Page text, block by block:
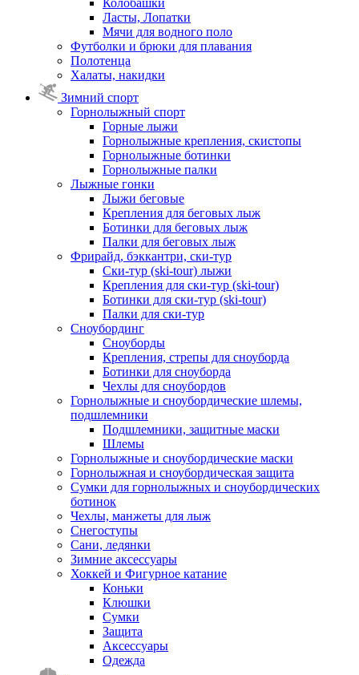
Колобашки
Ласты, Лопатки
Мячи для водного поло
Футболки и брюки для плавания
Полотенца
Халаты, накидки
Зимний спорт
Горнолыжный спорт
Горные лыжи
Горнолыжные крепления, скистопы
Горнолыжные ботинки
Горнолыжные палки
Лыжные гонки
Лыжи беговые
Крепления для беговых лыж
Ботинки для беговых лыж
Палки для беговых лыж
Фрирайд, бэккантри, ски-тур
Ски-тур (ski-tour) лыжи
Крепления для ски-тур (ski-tour)
Ботинки для ски-тур (ski-tour)
Палки для ски-тур
Сноубординг
Сноуборды
Крепления, стрепы для сноуборда
Ботинки для сноуборда
Чехлы для сноубордов
Горнолыжные и сноубордические шлемы,
подшлемники
Подшлемники, защитные маски
Шлемы
Горнолыжные и сноубордические маски
Горнолыжная и сноубордическая защита
Сумки для горнолыжных и сноубордических
ботинок
Чехлы, манжеты для лыж
Снегоступы
Сани, ледянки
Зимние аксессуары
Хоккей и Фигурное катание
Коньки
Клюшки
Сумки
Защита
Аксессуары
Одежда